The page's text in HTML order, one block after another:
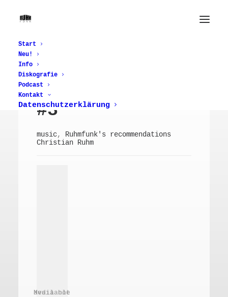
Start
Neu!
Info
Diskografie
Podcast
Kontakt
Datenschutzerklärung
2. März 2021
RuhmFunk’s
Recommendation
#3
music, Ruhmfunk's recommendations
Christian Ruhm
Media not available